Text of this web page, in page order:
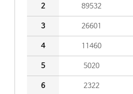
2 89532
3 26601
4 11460
5 5020
6 2322